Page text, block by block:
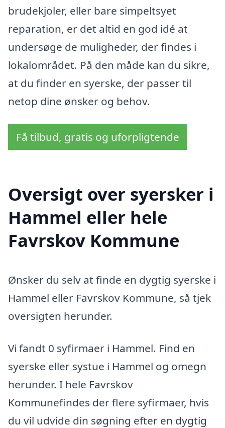
brudekjoler, eller bare simpeltsyet
reparation, er det altid en god idé at
undersøge de muligheder, der findes i
lokalområdet. På den måde kan du sikre,
at du finder en syerske, der passer til
netop dine ønsker og behov.
Få tilbud, gratis og uforpligtende
Oversigt over syersker i
Hammel eller hele
Favrskov Kommune
Ønsker du selv at finde en dygtig syerske i
Hammel eller Favrskov Kommune, så tjek
oversigten herunder.
Vi fandt 0 syfirmaer i Hammel. Find en
syerske eller systue i Hammel og omegn
herunder. I hele Favrskov
Kommunefindes der flere syfirmaer, hvis
du vil udvide din søgning efter en dygtig